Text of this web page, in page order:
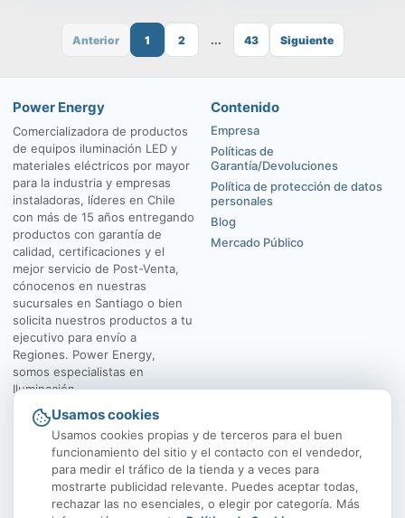
Anterior 1 2 ... 43 Siguiente
Power Energy
Comercializadora de productos
de equipos iluminación LED y
materiales eléctricos por mayor
para la industria y empresas
instaladoras, líderes en Chile
con más de 15 años entregando
productos con garantía de
calidad, certificaciones y el
mejor servicio de Post-Venta,
cónocenos en nuestras
sucursales en Santiago o bien
solicita nuestros productos a tu
ejecutivo para envío a
Regiones. Power Energy,
somos especialistas en
Iluminación.
Contenido
Empresa
Políticas de
Garantía/Devoluciones
Política de protección de datos
personales
Blog
Mercado Público
El Rosal 4547, Huechuraba
Usamos cookies
Usamos cookies propias y de terceros para el buen
funcionamiento del sitio y el contacto con el vendedor,
para medir el tráfico de la tienda y a veces para
mostrarte publicidad relevante. Puedes aceptar todas,
rechazar las no esenciales, o elegir por categoría. Más